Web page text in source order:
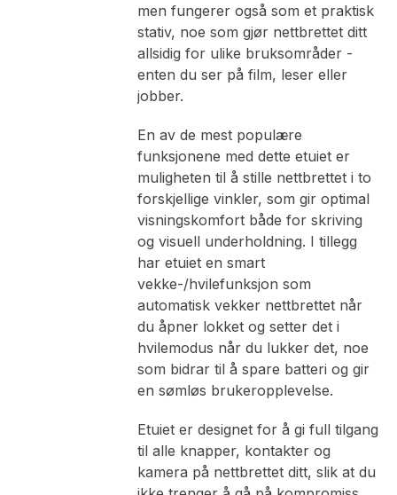
men fungerer også som et praktisk
stativ, noe som gjør nettbrettet ditt
allsidig for ulike bruksområder -
enten du ser på film, leser eller
jobber.
En av de mest populære
funksjonene med dette etuiet er
muligheten til å stille nettbrettet i to
forskjellige vinkler, som gir optimal
visningskomfort både for skriving
og visuell underholdning. I tillegg
har etuiet en smart
vekke-/hvilefunksjon som
automatisk vekker nettbrettet når
du åpner lokket og setter det i
hvilemodus når du lukker det, noe
som bidrar til å spare batteri og gir
en sømløs brukeropplevelse.
Etuiet er designet for å gi full tilgang
til alle knapper, kontakter og
kamera på nettbrettet ditt, slik at du